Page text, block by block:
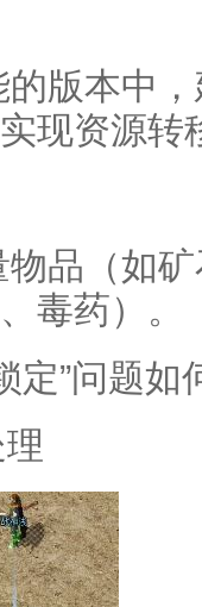
版本中
现资源转
品（如
毒药）。
定”问题如